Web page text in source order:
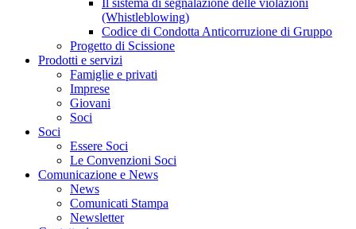
Il sistema di segnalazione delle violazioni
(Whistleblowing)
Codice di Condotta Anticorruzione di Gruppo
Progetto di Scissione
Prodotti e servizi
Famiglie e privati
Imprese
Giovani
Soci
Soci
Essere Soci
Le Convenzioni Soci
Comunicazione e News
News
Comunicati Stampa
Newsletter